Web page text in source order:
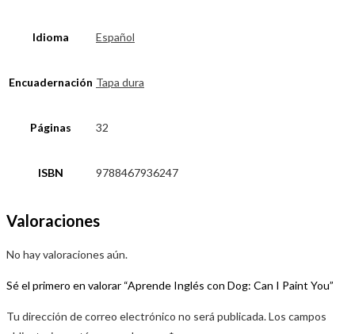
Idioma Español
Encuadernación Tapa dura
Páginas 32
ISBN 9788467936247
Valoraciones
No hay valoraciones aún.
Sé el primero en valorar “Aprende Inglés con Dog: Can I Paint You”
Tu dirección de correo electrónico no será publicada.Los campos